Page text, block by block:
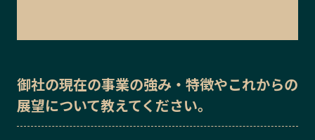
御社の現在の事業の強み・特徴やこれからの
展望について教えてください。